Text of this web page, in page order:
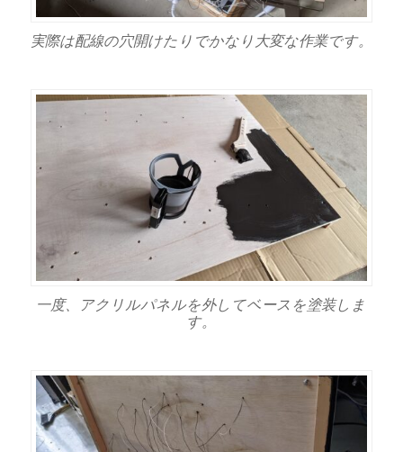
実際は配線の穴開けたりでかなり大変な作業です。
一度、アクリルパネルを外してベースを塗装しま
す。